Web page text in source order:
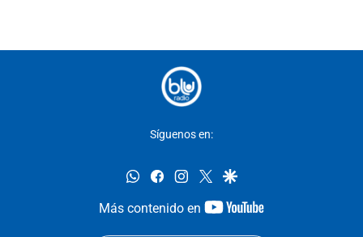
Síguenos en:
whatsappfacebookinstagram
twittergoogle
Más contenido en
youtube-